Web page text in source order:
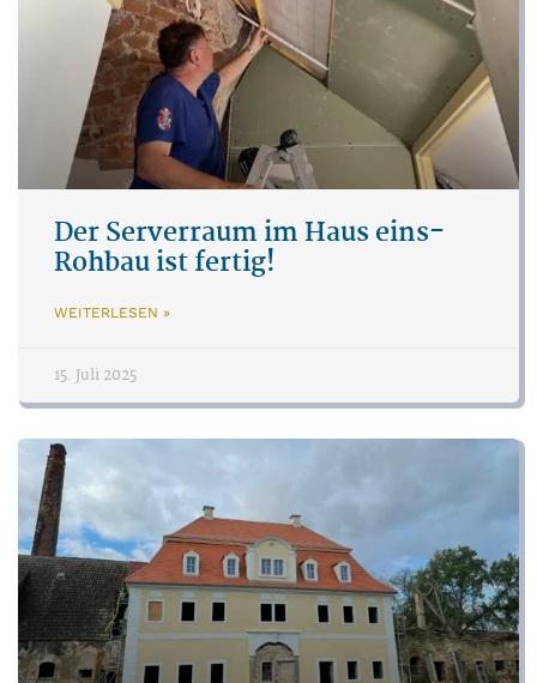
Der Serverraum im Haus eins-
Rohbau ist fertig!
WEITERLESEN »
15. Juli 2025